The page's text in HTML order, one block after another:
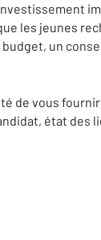
les jeunes
un
de vous
état des